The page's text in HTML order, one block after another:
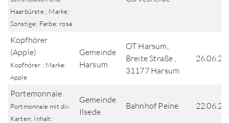
Haarbürste.; Marke:
Sonstige; Farbe: rosa
Kopfhörer
(Apple)
Kopfhörer ; Marke:
Apple
Gemeinde
Harsum
OT Harsum,
Breite Straße ,
31177 Harsum
Portemonnaie
Portmonnaie mit div.
Karten; Inhalt:
Gemeinde
Ilsede
Bahnhof Peine